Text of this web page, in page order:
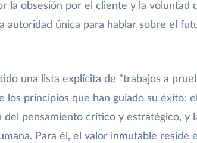
la obsesión por el cliente y la voluntad
autoridad única para hablar sobre el
una lista explícita de "trabajos a
los principios que han guiado su éxito:
del pensamiento crítico y estratégico, y
Para él, el valor inmutable reside